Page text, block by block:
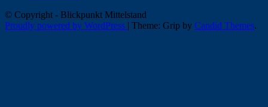
© Copyright - Blickpunkt Mittelstand
Proudly powered by WordPress | Theme: Grip by Candid Themes.